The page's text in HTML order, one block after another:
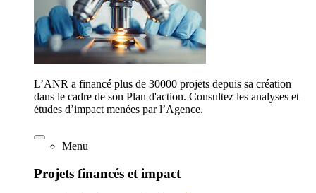
L’ANR a financé plus de 30000 projets depuis sa création
dans le cadre de son Plan d'action. Consultez les analyses et
études d’impact menées par l’Agence.
Menu
Projets financés et impact